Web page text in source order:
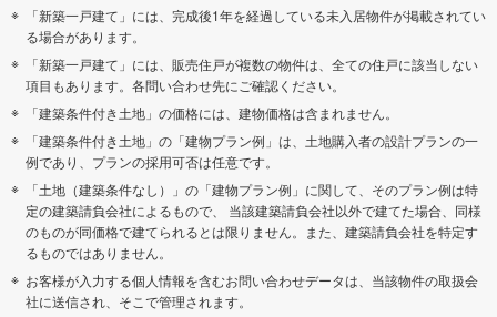
「新築一戸建て」には、完成後1年を経過している未入居物件が掲載されてい
る場合があります。
「新築一戸建て」には、販売住戸が複数の物件は、全ての住戸に該当しない
項目もあります。各問い合わせ先にご確認ください。
「建築条件付き土地」の価格には、建物価格は含まれません。
「建築条件付き土地」の「建物プラン例」は、土地購入者の設計プランの一
例であり、プランの採用可否は任意です。
「土地（建築条件なし）」の「建物プラン例」に関して、そのプラン例は特
定の建築請負会社によるもので、 当該建築請負会社以外で建てた場合、同様
のものが同価格で建てられるとは限りません。また、建築請負会社を特定す
るものではありません。
お客様が入力する個人情報を含むお問い合わせデータは、当該物件の取扱会
社に送信され、そこで管理されます。